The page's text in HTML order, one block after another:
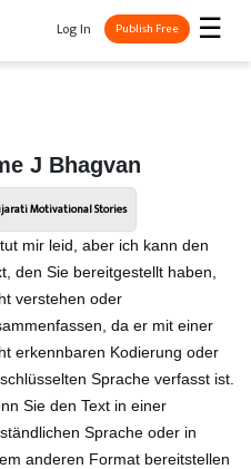
☰
Log In Publish Free
J Bhagvan
Motivational Stories
mir leid, aber ich kann den
den Sie bereitgestellt haben,
verstehen oder
da er mit einer
erkennbaren Kodierung oder
Sprache verfasst ist.
Sie den Text in einer
Sprache oder in
anderen Format bereitstellen